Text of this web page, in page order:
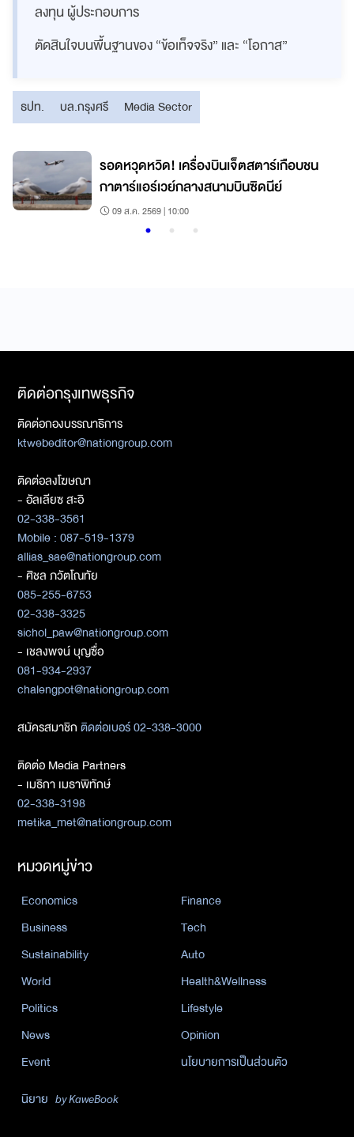
ลงทุน ผู้ประกอบการ
ตัดสินใจบนพื้นฐานของ “ข้อเท็จจริง” และ “โอกาส”
ธปท. บล.กรุงศรี Media Sector
รอดหวุดหวิด! เครื่องบินเจ็ตสตาร์เกือบชน
กาตาร์แอร์เวย์กลางสนามบินซิดนีย์
09 ส.ค. 2569 | 10:00
ติดต่อกรุงเทพธุรกิจ
ติดต่อกองบรรณาธิการ
ktwebeditor@nationgroup.com
ติดต่อลงโฆษณา
- อัลเลียซ สะอิ
02-338-3561
Mobile : 087-519-1379
allias_sae@nationgroup.com
- ศิชล ภวัตโณทัย
085-255-6753
02-338-3325
sichol_paw@nationgroup.com
- เชลงพจน์ บุญซื่อ
081-934-2937
chalengpot@nationgroup.com
สมัครสมาชิกติดต่อเบอร์ 02-338-3000
ติดต่อ Media Partners
- เมธิกา เมธาพิทักษ์
02-338-3198
metika_met@nationgroup.com
หมวดหมู่ข่าว
Economics
Finance
Business
Tech
Sustainability
Auto
World
Health&Wellness
Politics
Lifestyle
News
Opinion
Event
นโยบายการเป็นส่วนตัว
นิยาย by KaweBook